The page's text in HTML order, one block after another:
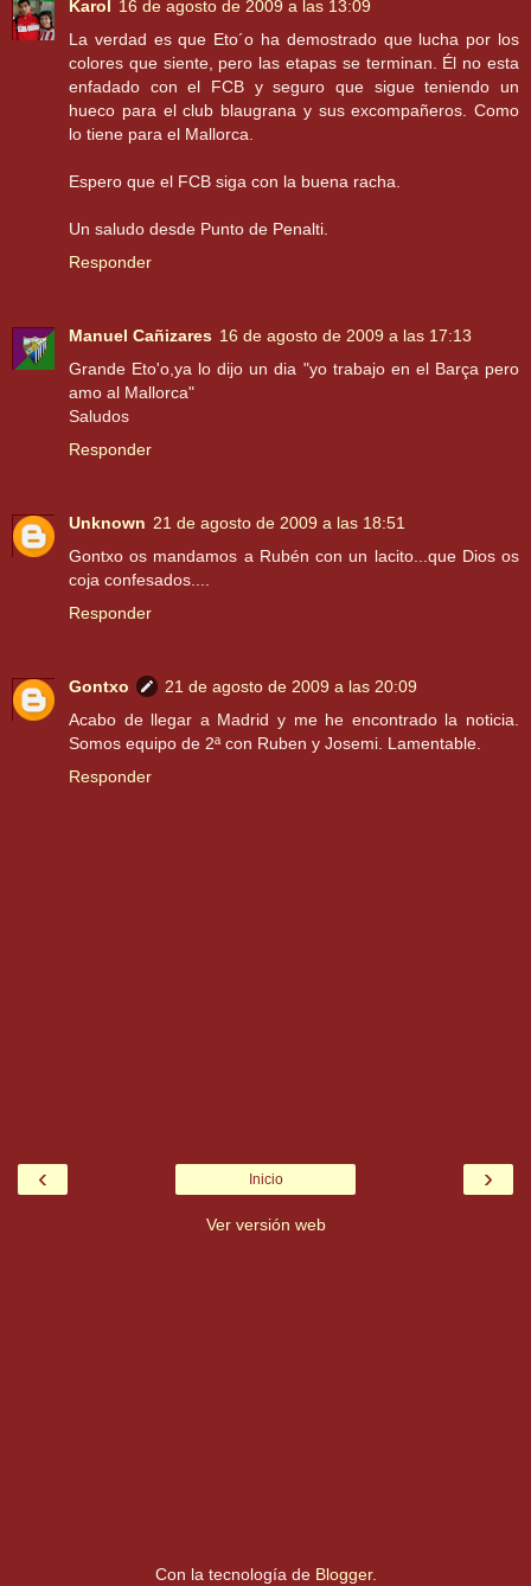
Karol 16 de agosto de 2009 a las 13:09
La verdad es que Eto´o ha demostrado que lucha por los
colores que siente, pero las etapas se terminan. Él no esta
enfadado con el FCB y seguro que sigue teniendo un
hueco para el club blaugrana y sus excompañeros. Como
lo tiene para el Mallorca.
Espero que el FCB siga con la buena racha.
Un saludo desde Punto de Penalti.
Responder
Manuel Cañizares 16 de agosto de 2009 a las 17:13
Grande Eto'o,ya lo dijo un dia "yo trabajo en el Barça pero
amo al Mallorca"
Saludos
Responder
Unknown 21 de agosto de 2009 a las 18:51
Gontxo os mandamos a Rubén con un lacito...que Dios os
coja confesados....
Responder
Gontxo
21 de agosto de 2009 a las 20:09
Acabo de llegar a Madrid y me he encontrado la noticia.
Somos equipo de 2ª con Ruben y Josemi. Lamentable.
Responder
‹ ›
Inicio
Ver versión web
Con la tecnología de Blogger.